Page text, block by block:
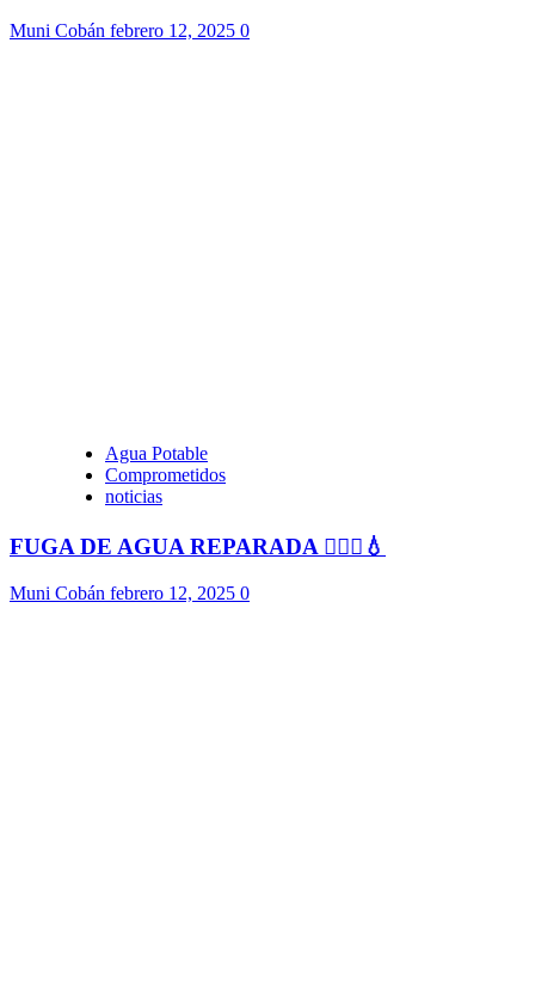
Muni Cobán febrero 12, 2025 0
Agua Potable
Comprometidos
noticias
FUGA DE AGUA REPARADA 👷🏻‍♂️💧
Muni Cobán febrero 12, 2025 0